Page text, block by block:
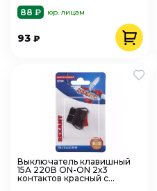
2332
88 ₽ юр. лицам
93 ₽
Выключатель клавишный
15А 220В ON-ON 2х3
контактов красный с